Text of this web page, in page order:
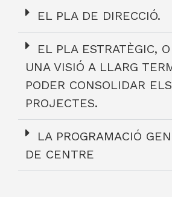
EL PLA DE DIRECCIÓ.
EL PLA ESTRATÈGIC,
UNA VISIÓ A LLARG
PODER CONSOLIDAR ELS
PROJECTES.
LA PROGRAMACIÓ
DE CENTRE